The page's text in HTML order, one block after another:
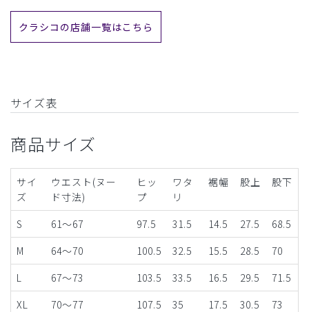
クラシコの店舗一覧はこちら
サイズ表
商品サイズ
サイ
ズ
ウエスト(ヌー
ド寸法)
ヒッ
プ
ワタ
リ
裾幅 股上 股下
S 61～67 97.5 31.5 14.5 27.5
68.5
M
64～70 100.5 32.5 15.5 28.5
70
L
67～73 103.5 33.5 16.5 29.5
71.5
XL
70～77 107.5 35 17.5 30.5
73